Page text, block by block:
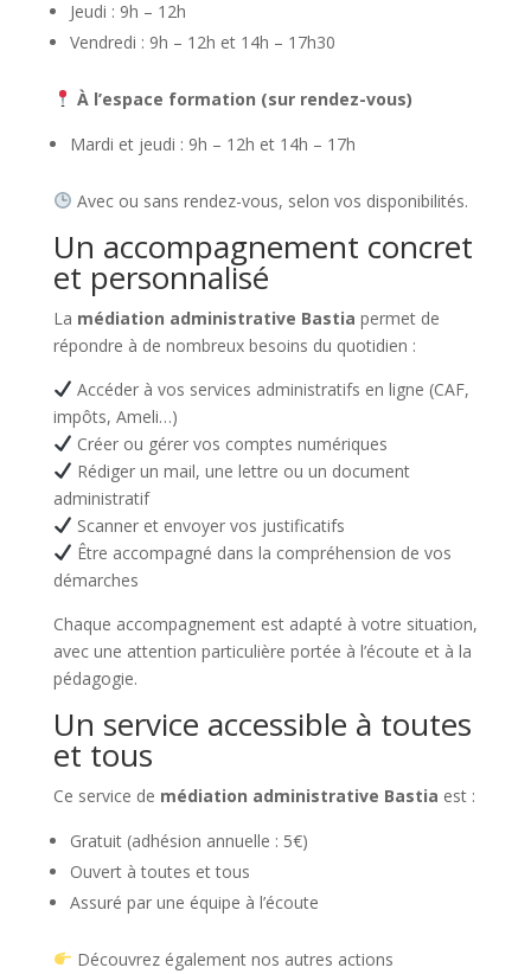
Jeudi : 9h – 12h
Vendredi : 9h – 12h et 14h – 17h30
À l’espace formation (sur rendez-vous)
Mardi et jeudi : 9h – 12h et 14h – 17h
Avec ou sans rendez-vous, selon vos disponibilités.
Un accompagnement concret
et personnalisé
La médiation administrative Bastia permet de
répondre à de nombreux besoins du quotidien :
Accéder à vos services administratifs en ligne (CAF,
impôts, Ameli…)
Créer ou gérer vos comptes numériques
Rédiger un mail, une lettre ou un document
administratif
Scanner et envoyer vos justificatifs
Être accompagné dans la compréhension de vos
démarches
Chaque accompagnement est adapté à votre situation,
avec une attention particulière portée à l’écoute et à la
pédagogie.
Un service accessible à toutes
et tous
Ce service de médiation administrative Bastia est :
Gratuit (adhésion annuelle : 5€)
Ouvert à toutes et tous
Assuré par une équipe à l’écoute
Découvrez également nos autres actions